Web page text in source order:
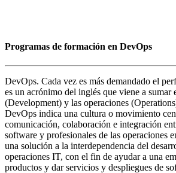
Programas de formación en DevOps
DevOps. Cada vez es más demandado el
es un acrónimo del inglés que viene a sumar
(Development) y las operaciones
DevOps indica una cultura o movimiento
comunicación, colaboración e integración
software y profesionales de las operaciones
una solución a la interdependencia del
operaciones IT, con el fin de ayudar a una
productos y dar servicios y despliegues de